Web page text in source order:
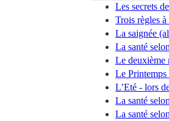
Les secrets
Trois règles
La saignée
La santé
Le deuxième
Le
L’Eté - lors
La santé
La santé